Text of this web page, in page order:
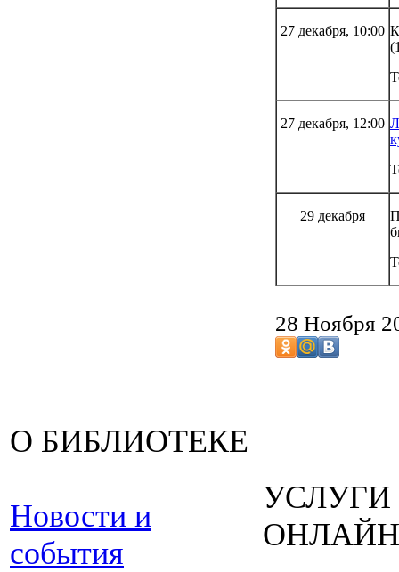
27 декабря, 10:00
27 декабря, 12:00
29 декабря
28 Ноября
О БИБЛИОТЕКЕ
Новости и
события
УСЛУГИ
ОНЛАЙН